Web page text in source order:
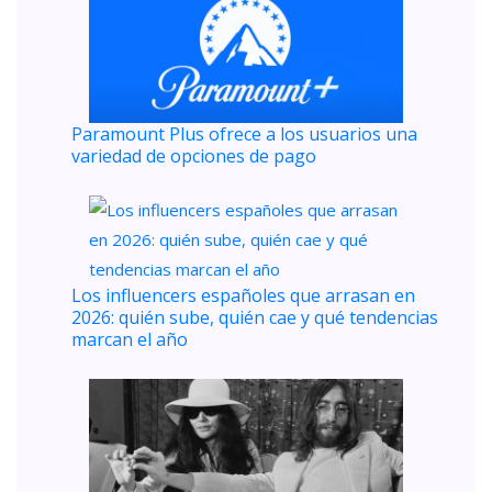
Paramount Plus ofrece a los usuarios una
variedad de opciones de pago
Los influencers españoles que arrasan en
2026: quién sube, quién cae y qué tendencias
marcan el año